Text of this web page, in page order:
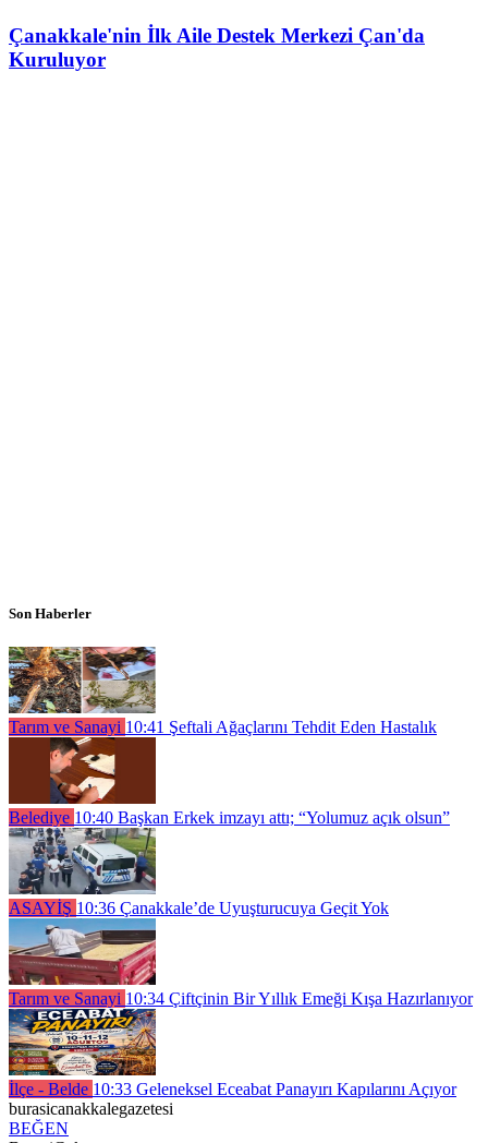
Çanakkale'nin İlk Aile Destek Merkezi Çan'da
Kuruluyor
Son Haberler
Tarım ve Sanayi 10:41 Şeftali Ağaçlarını Tehdit Eden Hastalık
Belediye 10:40 Başkan Erkek imzayı attı; “Yolumuz açık olsun”
ASAYİŞ 10:36 Çanakkale’de Uyuşturucuya Geçit Yok
Tarım ve Sanayi 10:34 Çiftçinin Bir Yıllık Emeği Kışa Hazırlanıyor
İlçe - Belde 10:33 Geleneksel Eceabat Panayırı Kapılarını Açıyor
burasicanakkalegazetesi
BEĞEN